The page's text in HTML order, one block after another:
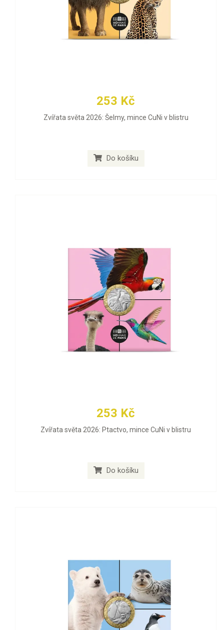
253 Kč
Zvířata světa 2026: Šelmy, mince CuNi v blistru
Do košíku
253 Kč
Zvířata světa 2026: Ptactvo, mince CuNi v blistru
Do košíku